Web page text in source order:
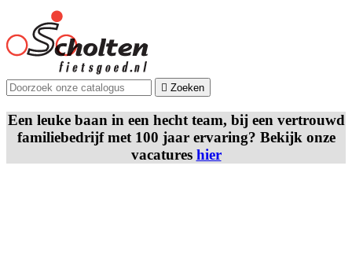
 Zoeken
Een leuke baan in een hecht team, bij een vertrouwd
familiebedrijf met 100 jaar ervaring? Bekijk onze
vacatures hier